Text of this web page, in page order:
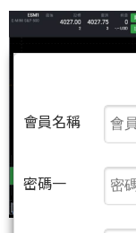
會員名稱
密碼一